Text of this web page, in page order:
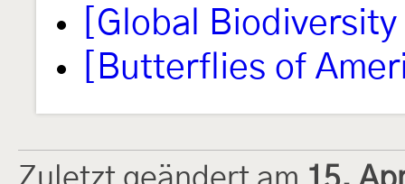
[Global
[Butterflies of